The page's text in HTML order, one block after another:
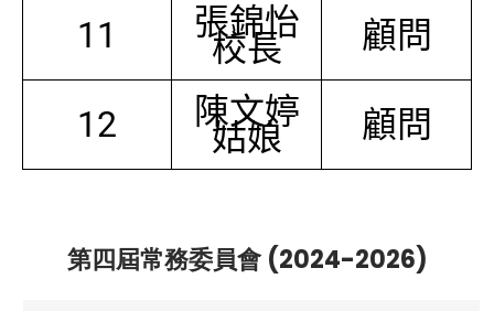
11 張錦怡
校長 顧問
12 陳文婷
姑娘 顧問
第四屆常務委員會 (2024-2026)